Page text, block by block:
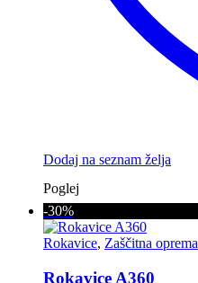
Dodaj na seznam želja
Poglej
-30%
Rokavice, Zaščitna oprema
Rokavice A360